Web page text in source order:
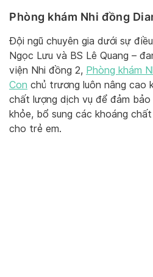
Phòng khám Nhi đồng
Đội ngũ chuyên gia dưới sự
Ngọc Lưu và BS Lê Quang –
viện Nhi đồng 2, Phòng khám
Con chủ trương luôn nâng cao
chất lượng dịch vụ để đảm
khỏe, bổ sung các khoáng
cho trẻ em.